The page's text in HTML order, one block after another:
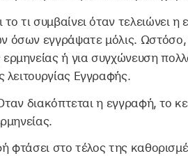
το τι συμβαίνει όταν τελειώνει
όσων εγγράψατε μόλις. Ωστόσο,
ή για συγχώνευση
λειτουργίας Εγγραφής.
διακόπτεται η εγγραφή, το
στο τέλος της